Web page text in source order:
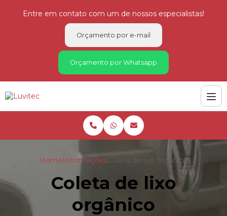
Entre em contato com um de nossos especialistas!
Orçamento por e-mail
Orçamento por Whatsapp
HomeInformaçõesColeta de lixo orgânico
Coleta de lixo
orgânico